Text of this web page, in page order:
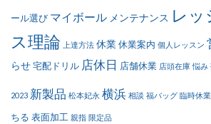
ール選び マイボール メンテナンス レッ
ス理論
上達方法 休業 休業案内 個人レッスン
らせ 宅配ドリル 店休日 店舗休業 店頭在庫 悩み
2023 新製品 松本妃永 横浜 相談 福バッグ 臨時休業
ちる 表面加工 親指 限定品